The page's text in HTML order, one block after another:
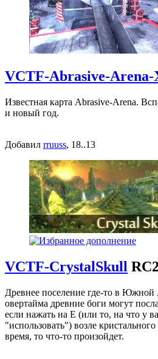
VCTF-Abrasive-
Известная карта Abrasive-Arena.
и новый год.
Добавил rruuss, 18..13
VCTF-CrystalSkull RC2
Древнее поселение где-то в
овертайма древние боги могут
если нажать на E (или то, на что у
"использовать") возле
время, то что-то произойдет.